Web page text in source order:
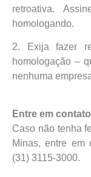
retroativa.
homologando.
2. Exija fazer
homologação –
nenhuma
Entre em
Caso não tenha
Minas, entre em
(31) 3115-3000.